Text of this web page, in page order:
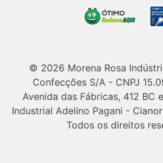
© 2026 Morena Rosa
Confecções S/A - CNPJ
Avenida das Fábricas, 412 BC
Industrial Adelino Pagani -
Todos os direitos